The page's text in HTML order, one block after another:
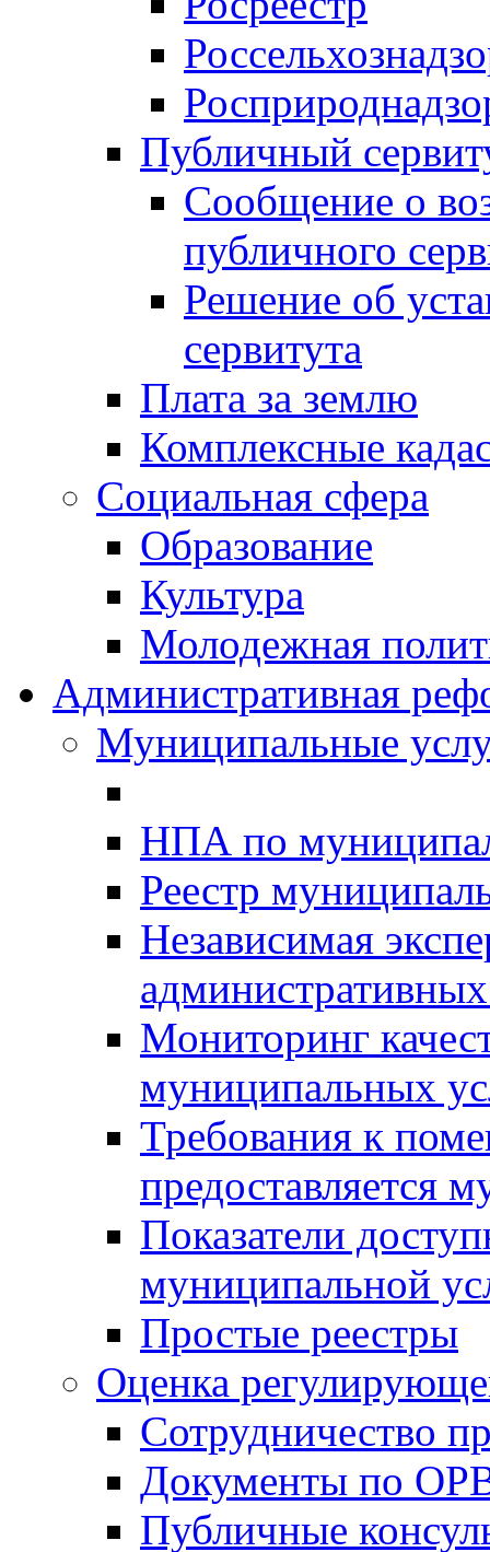
Публичный
Сообщение о
публичного
Решение об
сервитута
Плата за землю
Комплексные
Социальная сфера
Образование
Культура
Молодежная
Административная
Муниципальные
НПА по
Реестр
Независимая
Мониторинг
муниципальных
Требования к
предоставляется
Показатели
муниципальной
Простые реестры
Оценка
Сотрудничество
Документы по
Публичные